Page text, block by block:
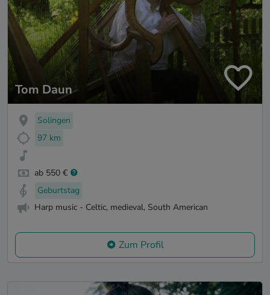
Tom Daun
Solingen
97 km
ab 550 €
Geburtstag
Harp music - Celtic, medieval, South American
Zum Profil